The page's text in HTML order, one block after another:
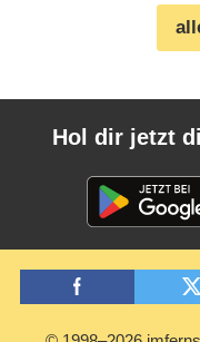
Hol dir jetzt